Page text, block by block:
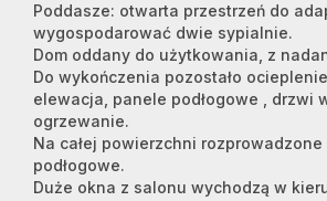
Poddasze: otwarta przestrzeń do
wygospodarować dwie sypialnie.
Dom oddany do użytkowania, z
Do wykończenia pozostało
elewacja, panele podłogowe , drzwi
ogrzewanie.
Na całej powierzchni
podłogowe.
Duże okna z salonu wychodzą w